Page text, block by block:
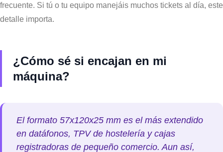
frecuente. Si tú o tu equipo manejáis muchos tickets al día, este
detalle importa.
¿Cómo sé si encajan en mi
máquina?
El formato 57x120x25 mm es el más extendido
en datáfonos, TPV de hostelería y cajas
registradoras de pequeño comercio. Aun así,